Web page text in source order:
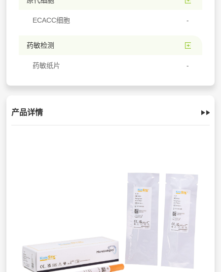
ECACC细胞
药敏检测
药敏纸片
产品详情